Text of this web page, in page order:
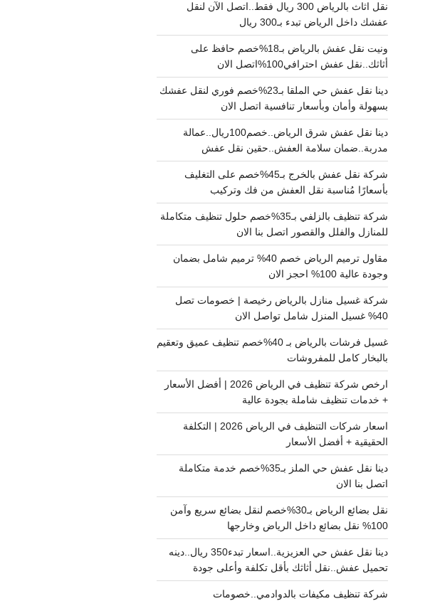
نقل اثاث بالرياض 300 ريال فقط..اتصل الآن لنقل
عفشك داخل الرياض تبدء بـ300 ريال
ونيت نقل عفش بالرياض بـ18%خصم حافظ على
أثاثك..نقل عفش احترافي100%اتصل الان
دينا نقل عفش حي الملقا بـ23%خصم فوري لنقل عفشك
بسهولة وأمان وبأسعار تنافسية اتصل الان
دينا نقل عفش شرق الرياض..خصم100ريال..عمالة
مدربة..ضمان سلامة العفش..حقين نقل عفش
شركة نقل عفش بالخرج بـ45%خصم على التغليف
بأسعارًا مُناسبة نقل العفش من فك وتركيب
شركة تنظيف بالزلفي بـ35%خصم حلول تنظيف متكاملة
للمنازل والفلل والقصور اتصل بنا الان
مقاول ترميم الرياض خصم 40% ترميم شامل بضمان
وجودة عالية 100% احجز الان
شركة غسيل منازل بالرياض رخيصة | خصومات تصل
40% غسيل المنزل شامل تواصل الان
غسيل فرشات بالرياض بـ 40%خصم تنظيف عميق وتعقيم
بالبخار كامل للمفروشات
ارخص شركة تنظيف في الرياض 2026 | أفضل الأسعار
+ خدمات تنظيف شاملة بجودة عالية
اسعار شركات التنظيف في الرياض 2026 | التكلفة
الحقيقية + أفضل الأسعار
دينا نقل عفش حي الملز بـ35%خصم خدمة متكاملة
اتصل بنا الان
نقل بضائع الرياض بـ30%خصم لنقل بضائع سريع وآمن
100% نقل بضائع داخل الرياض وخارجها
دينا نقل عفش حي العزيزية..اسعار تبدء350 ريال..دينه
تحميل عفش..نقل أثاثك بأقل تكلفة وأعلى جودة
شركة تنظيف مكيفات بالدوادمي..خصومات